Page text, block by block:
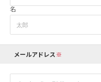
名
メールアドレス